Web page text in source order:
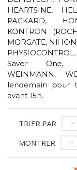
HEARTSINE,
PACKARD,
KONTRON
MORGATE,
Saver One,
WEINMANN,
lendemain pour
avant 15h.
TRIER PAR --
MONTRER 12